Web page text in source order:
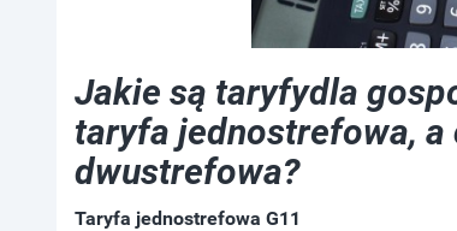
Jakie są taryfydla
taryfa jednostrefowa,
dwustrefowa?
Taryfa jednostrefowa G11